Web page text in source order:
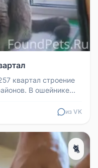
квартал строение
В ошейнике
из VK
🐈